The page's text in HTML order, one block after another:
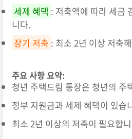
세제 혜택 : 저축액에 따라 세금
니다.
장기 저축 : 최소 2년 이상 저축
주요 사항 요약:
청년 주택드림 통장은 청년의 주
정부 지원금과 세제 혜택이 있습
최소 2년 이상의 저축이 필요합